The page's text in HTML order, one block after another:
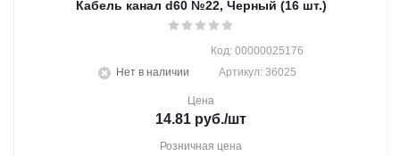
Кабель канал d60 №22, Черный (16 шт.)
Нет в наличии
Код: 00000025176
Артикул: 36025
Цена
14.81 руб./шт
Розничная цена